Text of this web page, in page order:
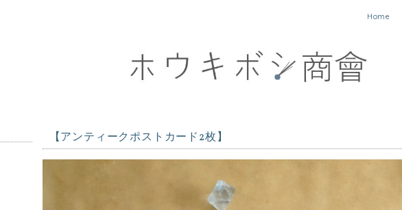
Home
【アンティークポストカード2枚】